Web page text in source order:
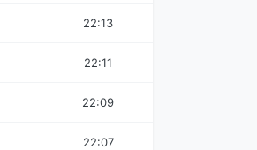
22:13
22:11
22:09
22:07